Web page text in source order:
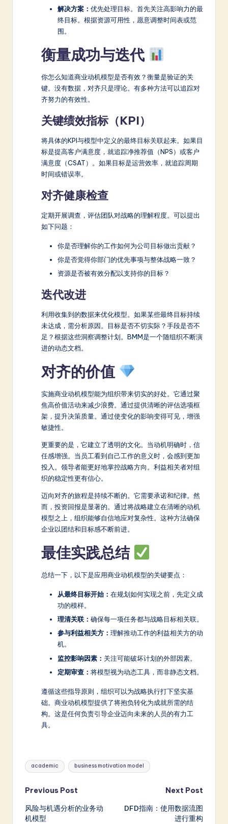
解决方案： 优先处理目标。首先关注高影响力的最
终目标。根据资源可用性，愿意调整时间表或范
围。
衡量成功与迭代
你怎么知道商业动机模型是否有效？衡量是验证的关
键。没有数据，对齐只是理论。有多种方法可以追踪对
齐努力的有效性。
关键绩效指标（KPI）
将具体的KPI与模型中定义的最终目标关联起来。如果目
标是提高客户满意度，就追踪净推荐值（NPS）或客户
满意度（CSAT）。如果目标是运营效率，就追踪周期
时间或错误率。
对齐健康检查
定期开展调查，评估团队对战略的理解程度。可以提出
如下问题：
你是否理解你的工作如何为公司目标做出贡献？
你是否觉得你部门的优先事项与整体战略一致？
资源是否被有效分配以支持你的目标？
迭代改进
利用收集到的数据来优化模型。如果某些最终目标持续
未达成，需分析原因。目标是否不切实际？手段是否不
足？根据这些洞察调整计划。BMM是一个随组织不断演
进的动态文档。
对齐的价值
实施商业动机模型能为组织带来切实的好处。它通过聚
焦高价值活动来减少浪费。通过提供清晰的评估选项框
架，提升决策质量。通过使变化的影响变得可见，增强
敏捷性。
更重要的是，它建立了透明的文化。当动机明确时，信
任感增强。当员工看到自己工作的意义时，会感到更加
投入。领导者能更好地掌控战略方向。利益相关者对组
织的稳定性更有信心。
迈向对齐的旅程是持续不断的。它需要承诺和纪律。然
而，投资回报是显著的。通过将战略建立在清晰的动机
模型之上，组织能够自信地应对复杂性。这种方法确保
企业以团结和目标感不断前进。
最佳实践总结
总结一下，以下是应用商业动机模型的关键要点：
从最终目标开始： 在规划如何实现之前，先定义成
功的模样。
理清关联： 确保每一项任务都与战略目标相关联。
参与利益相关方： 理解推动工作的利益相关方的动
机。
监控影响因素： 关注可能破坏计划的外部因素。
定期审查： 将模型视为动态工具，而非静态文档。
遵循这些指导原则，组织可以为战略执行打下坚实基
础。商业动机模型提供了将抱负转化为成就所需的结
构。这是任何负责引导企业迈向未来的人员的有力工
具。
Tags:
academic business motivation model
Post
navigation
Previous Post
风险与机遇分析的业务动
机模型
Next Post
DFD指南：使用数据流图
进行重构